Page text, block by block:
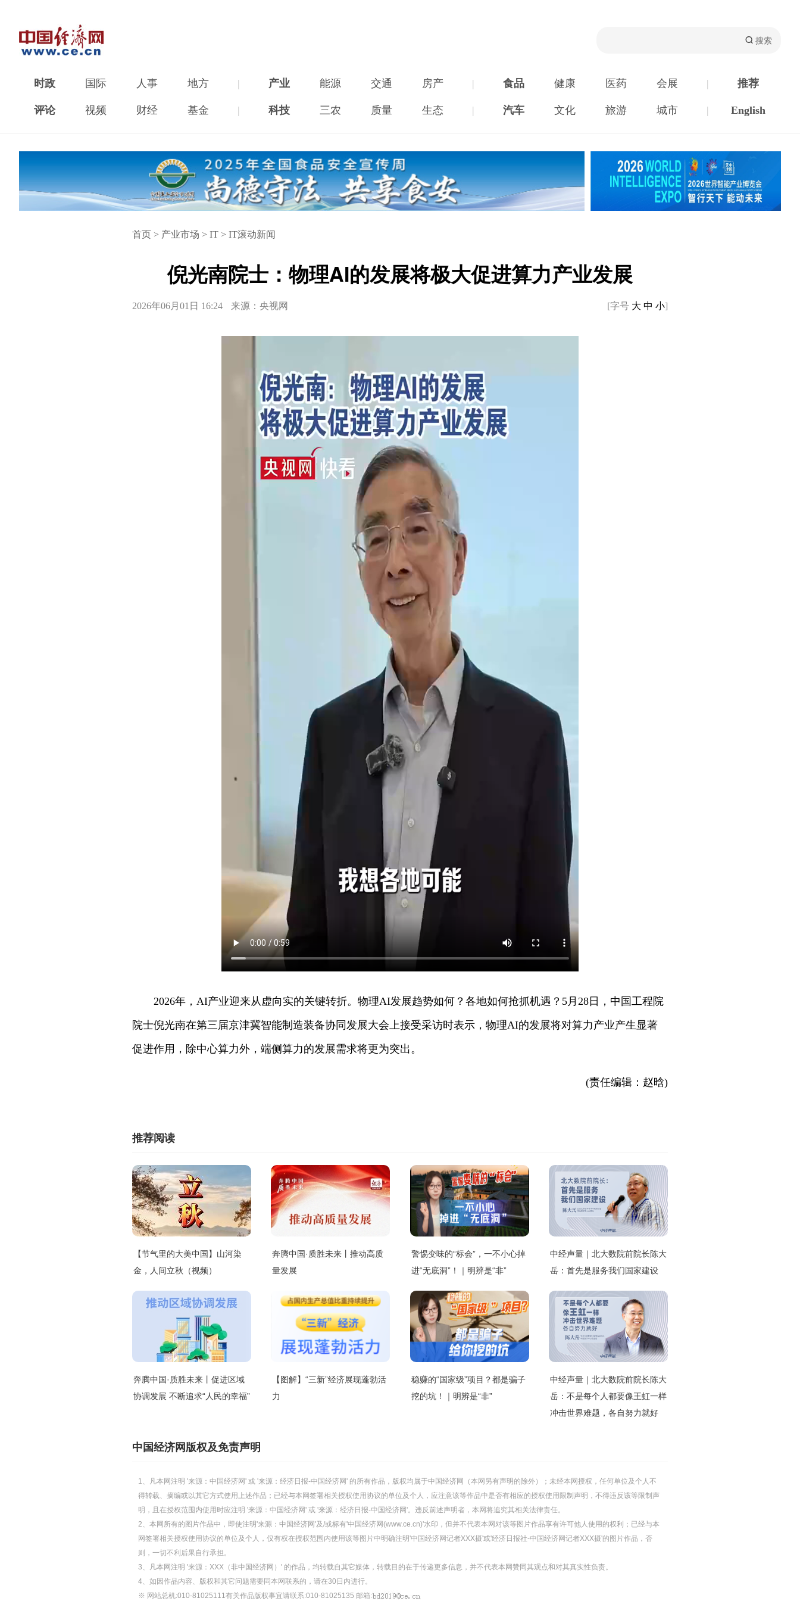
时政 国际 人事 地方 | 产业 能源 交通 房产 | 食品 健康 医药 会展 | 推荐
评论 视频 财经 基金 | 科技 三农 质量 生态 | 汽车 文化 旅游 城市 | English
首页 > 产业市场 > IT > IT滚动新闻
倪光南院士：物理AI的发展将极大促进算力产业发展
2026年06月01日 16:24 来源：央视网 [字号 大 中 小]
2026年，AI产业迎来从虚向实的关键转折。物理AI发展趋势如何？各地如何抢抓机遇？5月28日，中国工程院
院士倪光南在第三届京津冀智能制造装备协同发展大会上接受采访时表示，物理AI的发展将对算力产业产生显著
促进作用，除中心算力外，端侧算力的发展需求将更为突出。
(责任编辑：赵晗)
推荐阅读
【节气里的大美中国】山河染
金，人间立秋（视频）
奔腾中国·质胜未来丨推动高质
量发展
警惕变味的“标会”，一不小心掉
进“无底洞”！｜明辨是“非”
中经声量｜北大数院前院长陈大
岳：首先是服务我们国家建设
奔腾中国·质胜未来丨促进区域
协调发展 不断追求“人民的幸福”
【图解】“三新”经济展现蓬勃活
力
稳赚的“国家级”项目？都是骗子
挖的坑！｜明辨是“非”
中经声量｜北大数院前院长陈大
岳：不是每个人都要像王虹一样
冲击世界难题，各自努力就好
中国经济网版权及免责声明
1、凡本网注明 '来源：中国经济网' 或 '来源：经济日报-中国经济网' 的所有作品，版权均属于中国经济网（本网另有声明的除外）；未经本网授权，任何单位及个人不
得转载、摘编或以其它方式使用上述作品；已经与本网签署相关授权使用协议的单位及个人，应注意该等作品中是否有相应的授权使用限制声明，不得违反该等限制声
明，且在授权范围内使用时应注明 '来源：中国经济网' 或 '来源：经济日报-中国经济网'。违反前述声明者，本网将追究其相关法律责任。
2、本网所有的图片作品中，即使注明'来源：中国经济网'及/或标有'中国经济网(www.ce.cn)'水印，但并不代表本网对该等图片作品享有许可他人使用的权利；已经与本
网签署相关授权使用协议的单位及个人，仅有权在授权范围内使用该等图片中明确注明'中国经济网记者XXX摄'或'经济日报社-中国经济网记者XXX摄'的图片作品，否
则，一切不利后果自行承担。
3、凡本网注明 '来源：XXX（非中国经济网）' 的作品，均转载自其它媒体，转载目的在于传递更多信息，并不代表本网赞同其观点和对其真实性负责。
4、如因作品内容、版权和其它问题需要同本网联系的，请在30日内进行。
※ 网站总机:010-81025111有关作品版权事宜请联系:010-81025135 邮箱: